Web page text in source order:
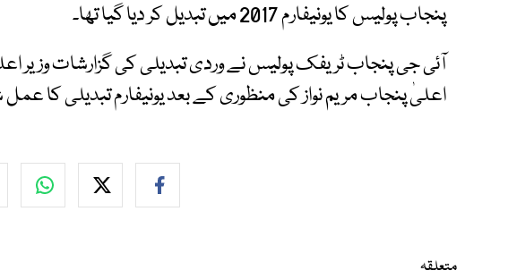
پنجاب پولیس کا یونیفارم 2017 میں تبدیل کر دیا گیا تھا۔
آئی جی پنجاب ٹریفک پولیس نے وردی تبدیلی کی گزارشات وزیر
اعلیٰ پنجاب مریم نواز کی منظوری کے بعد یونیفارم تبدیلی کا عمل
متعلقہ